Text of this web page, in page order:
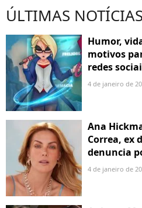
ÚLTIMAS NOTÍCIAS
Humor,
motivos
redes
4 de janeiro de
Ana
Correa, ex
denuncia
4 de janeiro de